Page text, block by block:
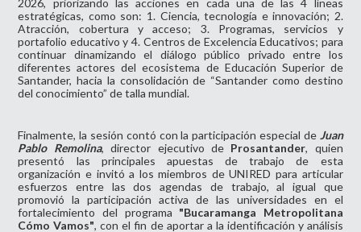
2026, priorizando las acciones en cada una de las 4 líneas
estratégicas, como son: 1. Ciencia, tecnología e innovación; 2.
Atracción, cobertura y acceso; 3. Programas, servicios y
portafolio educativo y 4. Centros de Excelencia Educativos; para
continuar dinamizando el diálogo público privado entre los
diferentes actores del ecosistema de Educación Superior de
Santander, hacia la consolidación de “Santander como destino
del conocimiento” de talla mundial.
Finalmente, la sesión contó con la participación especial de Juan
Pablo Remolina, director ejecutivo de Prosantander, quien
presentó las principales apuestas de trabajo de esta
organización e invitó a los miembros de UNIRED para articular
esfuerzos entre las dos agendas de trabajo, al igual que
promovió la participación activa de las universidades en el
fortalecimiento del programa "Bucaramanga Metropolitana
Cómo Vamos", con el fin de aportar a la identificación y análisis